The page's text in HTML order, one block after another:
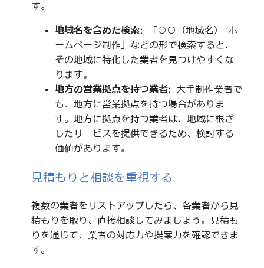
す。
地域名を含めた検索: 「○○（地域名） ホ
ームページ制作」などの形で検索すると、
その地域に特化した業者を見つけやすくな
ります。
地方の営業拠点を持つ業者: 大手制作業者で
も、地方に営業拠点を持つ場合がありま
す。地方に拠点を持つ業者は、地域に根ざ
したサービスを提供できるため、検討する
価値があります。
見積もりと相談を重視する
複数の業者をリストアップしたら、各業者から見
積もりを取り、直接相談してみましょう。見積も
りを通じて、業者の対応力や提案力を確認できま
す。